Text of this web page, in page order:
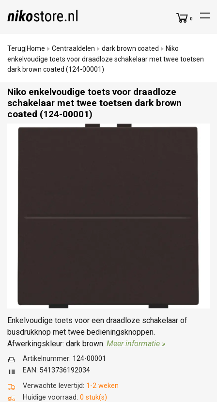
0
Terug Home Centraaldelen dark brown coated
Niko
enkelvoudige toets voor draadloze schakelaar met twee toetsen
dark brown coated (124-00001)
Niko enkelvoudige toets voor draadloze
schakelaar met twee toetsen dark brown
coated (124-00001)
Enkelvoudige toets voor een draadloze schakelaar of
busdrukknop met twee bedieningsknoppen.
Afwerkingskleur: dark brown. Meer informatie »
Verwachte levertijd: 1-2 weken
Huidige voorraad: 0 stuk(s)
Artikelnummer: 124-00001
EAN: 5413736192034